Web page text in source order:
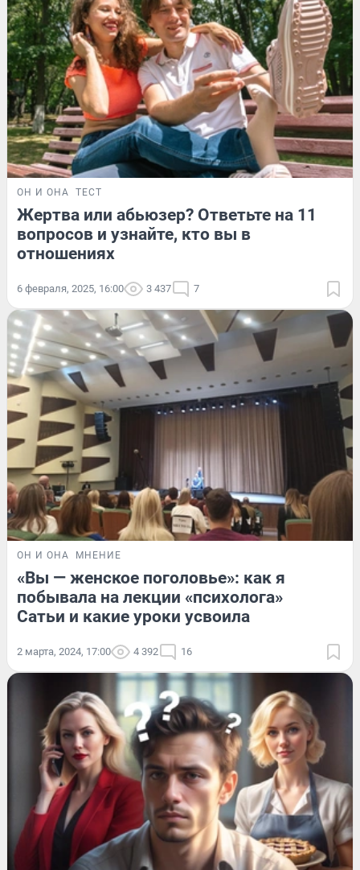
ОН И ОНА ТЕСТ
Жертва или абьюзер? Ответьте на 11
вопросов и узнайте, кто вы в
отношениях
6 февраля, 2025, 16:00 3 437 7
ОН И ОНА МНЕНИЕ
«Вы — женское поголовье»: как я
побывала на лекции «психолога»
Сатьи и какие уроки усвоила
2 марта, 2024, 17:00 4 392 16